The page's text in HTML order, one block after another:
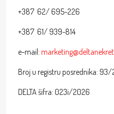
+387 62/ 695-226
+387 61/ 939-814
e-mail:
Broj u registru posrednika:
DELTA šifra: 023i/2026